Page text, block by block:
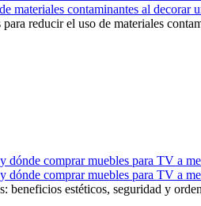
materiales contaminantes al decorar
reducir el uso de materiales
dónde comprar muebles para TV a
dónde comprar muebles para TV a
beneficios estéticos, seguridad y